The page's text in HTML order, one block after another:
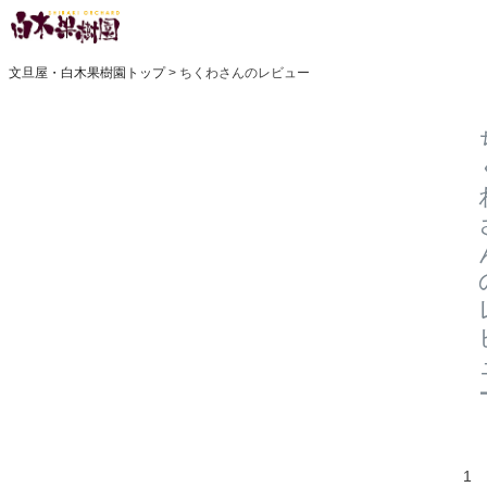
文旦屋・白木果樹園トップ ちくわさんのレビュー
1